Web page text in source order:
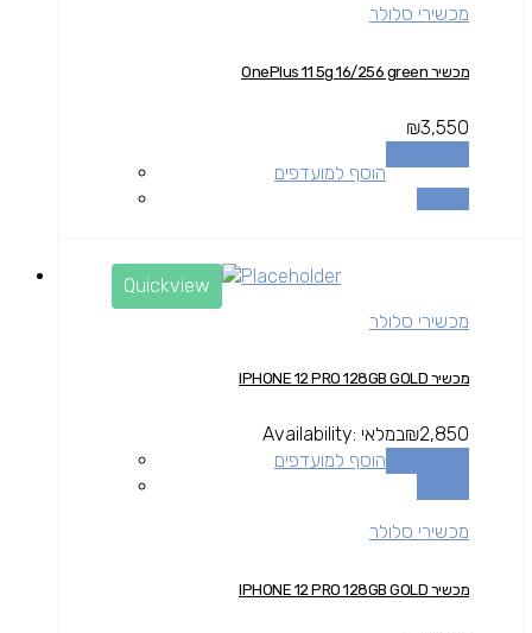
מכשירי סלולר
מכשיר OnePlus 11 5g 16/256 green
₪3,550
הוסף למועדפים
Quickview
מכשירי סלולר
מכשיר IPHONE 12 PRO 128GB GOLD
₪2,850
Availability: במלאי
הוסף למועדפים
מכשירי סלולר
מכשיר IPHONE 12 PRO 128GB GOLD